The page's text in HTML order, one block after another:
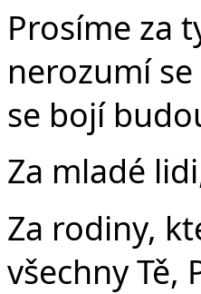
Prosíme za
nerozumí
se bojí
Za mladé
Za rodiny,
všechny Tě,